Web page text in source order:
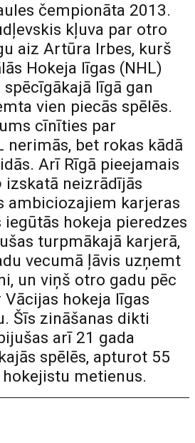
čempionāta 2013.
kļuva par otro
aiz Artūra Irbes, kurš
Hokeja līgas (NHL)
līgā gan
vien piecās spēlēs.
cīnīties par
nerimās, bet rokas kādā
Arī Rīgā pieejamais
izskatā neizrādījās
ambiciozajiem karjeras
hokeja pieredzes
turpmākajā karjerā,
vecumā ļāvis uzņemt
un viņš otro gadu pēc
hokeja līgas
Šīs zināšanas dikti
arī 21 gada
spēlēs, apturot 55
metienus.